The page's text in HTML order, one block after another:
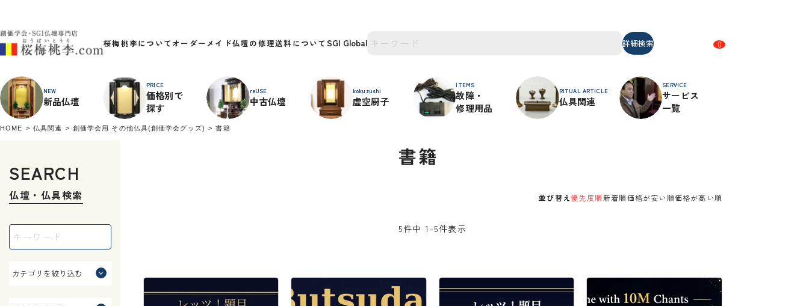
桜梅桃李について オーダーメイド仏壇の修理送料について 詳細検索 0
NEW
新品仏壇
PRICE
価格別で
探す
reUSE
中古仏壇
kokuzushi
虚空厨子
ITEMS
故障・
修理用品
RITUAL ARTICLE
仏具関連
SERVICE
サービス
一覧
HOME 仏具関連 創価学会用 その他仏具(創価学会グッズ) 書籍
SEARCH
仏壇・仏具検索
書籍
並び替え優先度順新着順価格が安い順価格が高い順
5件中 1 -5件表示